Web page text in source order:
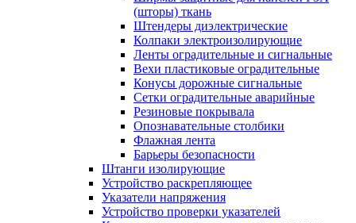
(шторы) ткань
Штендеры диэлектрические
Колпаки электроизолирующие
Ленты оградительные и сигнальные
Вехи пластиковые оградительные
Конусы дорожные сигнальные
Сетки оградительные аварийные
Резиновые покрывала
Опознавательные столбики
Флажная лента
Барьеры безопасности
Штанги изолирующие
Устройство раскрепляющее
Указатели напряжения
Устройство проверки указателей